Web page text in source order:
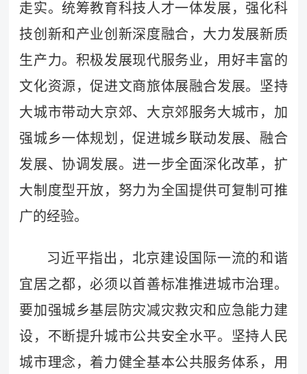
走实。统筹教育科技人才一体发展，强化科
技创新和产业创新深度融合，大力发展新质
生产力。积极发展现代服务业，用好丰富的
文化资源，促进文商旅体展融合发展。坚持
大城市带动大京郊、大京郊服务大城市，加
强城乡一体规划，促进城乡联动发展、融合
发展、协调发展。进一步全面深化改革，扩
大制度型开放，努力为全国提供可复制可推
广的经验。
习近平指出，北京建设国际一流的和谐
宜居之都，必须以首善标准推进城市治理。
要加强城乡基层防灾减灾救灾和应急能力建
设，不断提升城市公共安全水平。坚持人民
城市理念，着力健全基本公共服务体系，用